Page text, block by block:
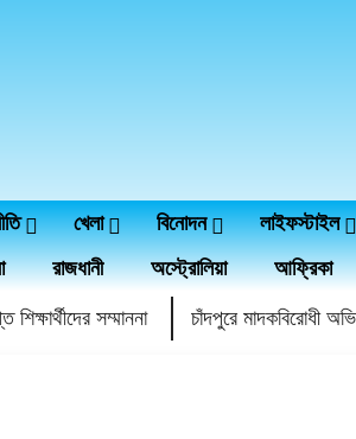
খেলা বিনোদন লাইফস্টাইল
রাজধানী অস্ট্রোলিয়া আফ্রিকা
সম্মাননা চাঁদপুরে মাদকবিরোধী